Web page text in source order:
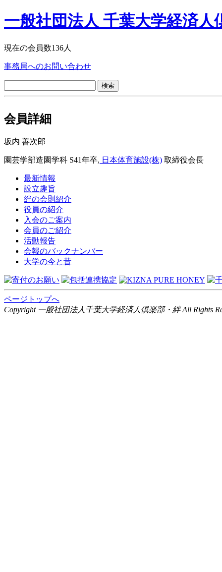
一般社団法人 千葉大学経済人
現在の会員数136人
事務局へのお問い合わせ
索:
会員詳細
坂内 善次郎
園芸学部造園学科 S41年卒, 日本体育施設(株) 取締役会長
最新情報
設立趣旨
絆の会則紹介
役員の紹介
入会のご案内
会員のご紹介
活動報告
会報のバックナンバー
大学の今と昔
ページトップへ
Copyright 一般社団法人千葉大学経済人倶楽部・絆 All Rights